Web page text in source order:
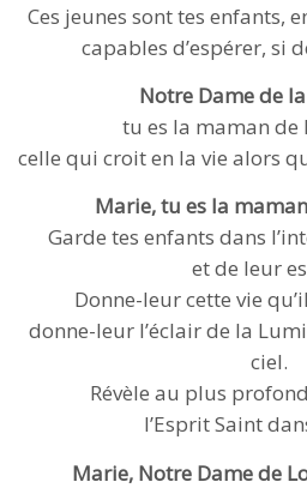
Ces jeunes sont tes enfants,
capables d’espérer, si
Notre Dame de
tu es la maman de
celle qui croit en la vie alors
Marie, tu es la
Garde tes enfants dans
et de leur
Donne-leur cette vie
donne-leur l’éclair de la
ciel.
Révèle au plus
l’Esprit Saint
Marie, Notre Dame de